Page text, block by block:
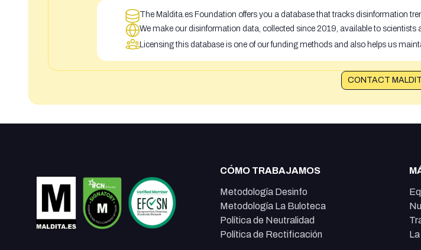
The Maldita.es Foundation offers you a database that tracks disinformation
We make our disinformation data, collected since 2019, available to
Licensing this database is one of our funding methods and also helps us
CONTACT
CÓMO TRABAJAMOS
Metodología Desinfo
Metodología La Buloteca
Política de Neutralidad
Política de Rectificación